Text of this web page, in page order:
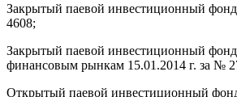
Закрытый паевой инвестиционный
4608;
Закрытый паевой инвестиционный
финансовым рынкам 15.01.2014 г. за №
Открытый паевой инвестиционный